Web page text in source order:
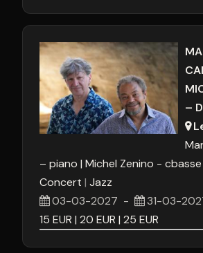
–
– piano Michel Zenino - cbasse
Concert Jazz
03-03-2027 -
31-03-
15 EUR 20 EUR 25 EUR